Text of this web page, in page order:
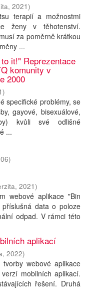
, 2021)
terapií a možnostmi
ženy v těhotenství.
za poměrně krátkou
...
it!" Reprezentace
komunity v
2000
)
specifické problémy, se
gayové, bisexuálové,
kvůli své odlišné
...
)
, 2021)
webové aplikace "Bin
data o poloze
odpad. V rámci této
aplikací
, 2022)
webové aplikace
mobilních aplikací.
řešení. Druhá